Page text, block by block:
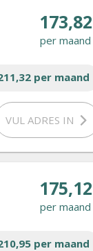
173,82
per maand
per maand
VUL ADRES IN
175,12
per maand
per maand